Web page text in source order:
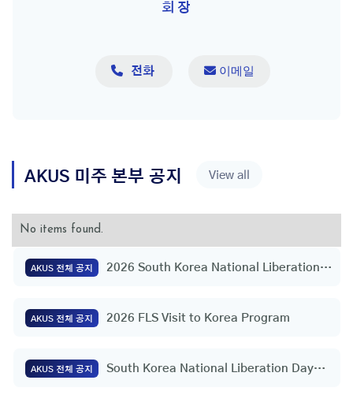
회장
 전화  이메일
AKUS 미주 본부 공지 View all
No items found.
AKUS 전체 공지
2026 South Korea National Liberation
AKUS 전체 공지 2026 FLS Visit to Korea Program
AKUS 전체 공지
South Korea National Liberation Day